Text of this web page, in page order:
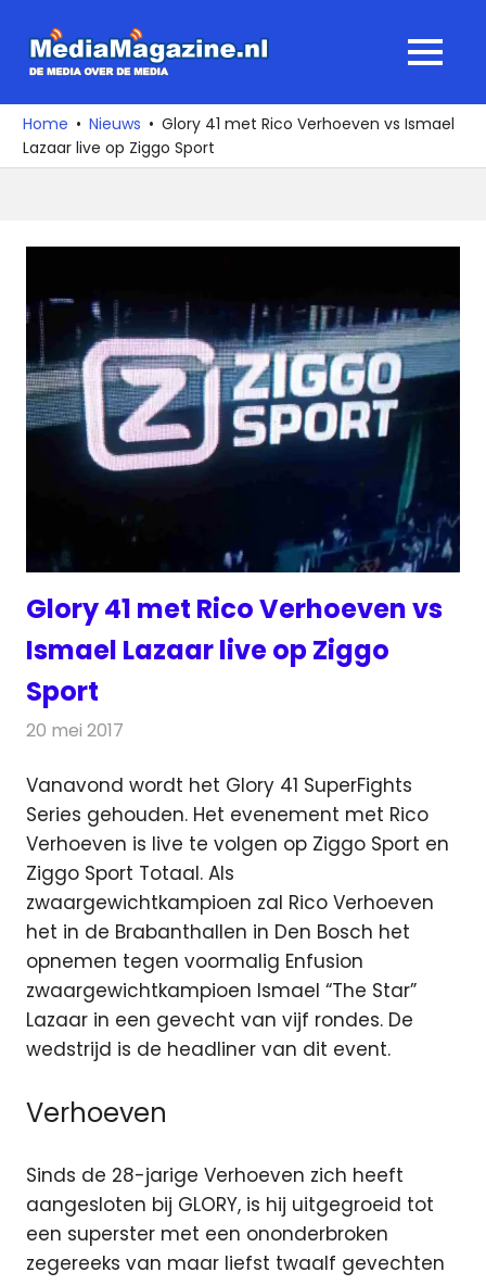
naar
media
over
de
MENU
Home Nieuws
Glory 41 met Rico Verhoeven vs Ismael
Lazaar live op Ziggo Sport
Glory 41 met Rico Verhoeven vs
Ismael Lazaar live op Ziggo
Sport
20 mei 2017
Vanavond wordt het Glory 41 SuperFights
Series gehouden. Het evenement met Rico
Verhoeven is live te volgen op Ziggo Sport en
Ziggo Sport Totaal. Als
zwaargewichtkampioen zal Rico Verhoeven
het in de Brabanthallen in Den Bosch het
opnemen tegen voormalig Enfusion
zwaargewichtkampioen Ismael “The Star”
Lazaar in een gevecht van vijf rondes. De
wedstrijd is de headliner van dit event.
Verhoeven
Sinds de 28-jarige Verhoeven zich heeft
aangesloten bij GLORY, is hij uitgegroeid tot
een superster met een ononderbroken
zegereeks van maar liefst twaalf gevechten